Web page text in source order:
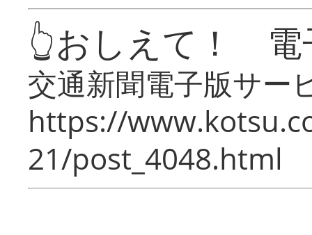
👆おしえて！ 電
交通新聞電子版サー
https://
21/post_4048.html